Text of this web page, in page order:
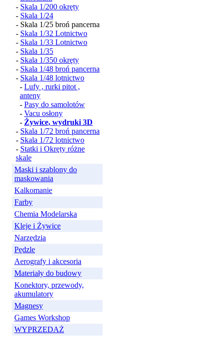
- Skala 1/200 okręty
- Skala 1/24
- Skala 1/25 broń pancerna
- Skala 1/32 Lotnictwo
- Skala 1/33 Lotnictwo
- Skala 1/35
- Skala 1/350 okręty
- Skala 1/48 broń pancerna
- Skala 1/48 lotnictwo
- Lufy , rurki pitot ,
anteny
- Pasy do samolotów
- Vacu osłony
- Żywice, wydruki 3D
- Skala 1/72 broń pancerna
- Skala 1/72 lotnictwo
- Statki i Okręty różne
skale
Maski i szablony do
maskowania
Kalkomanie
Farby
Chemia Modelarska
Kleje i Żywice
Narzędzia
Pędzle
Aerografy i akcesoria
Materiały do budowy
Konektory, przewody,
akumulatory
Magnesy
Games Workshop
WYPRZEDAŻ